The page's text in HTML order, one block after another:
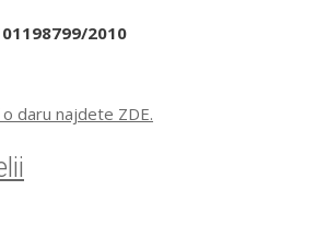
2010
daru najdete ZDE.